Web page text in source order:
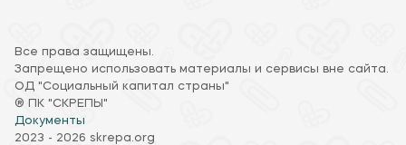
Все права защищены.
Запрещено использовать материалы и сервисы вне сайта.
ОД "Социальный капитал страны"
® ПК "СКРЕПЫ"
Документы
2023 - 2026 skrepa.org